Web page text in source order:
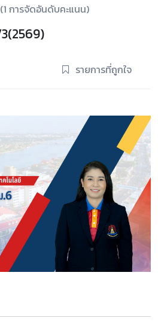
(1 การจัดอันดับคะแนน)
รายการที่ถูกใจ